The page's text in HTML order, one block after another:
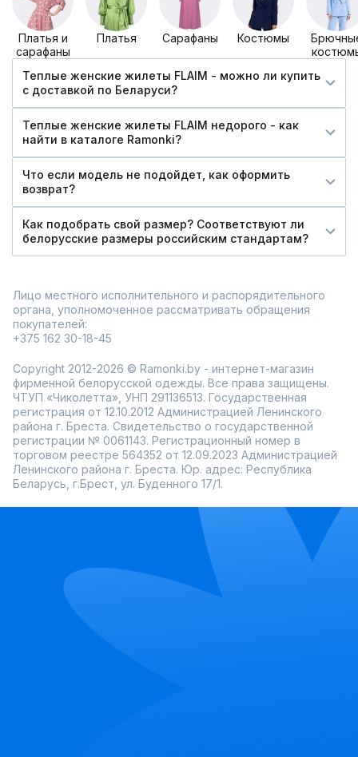
Платья и
сарафаны
Платья Сарафаны Костюмы
Теплые женские жилеты FLAIM - можно ли купить
c доставкой по Беларуси?
Теплые женские жилеты FLAIM недорого - как
найти в каталоге Ramonki?
Что если модель не подойдет, как оформить
возврат?
Как подобрать свой размер? Соответствуют ли
белорусские размеры российским стандартам?
Лицо местного исполнительного и распорядительного
органа, уполномоченное рассматривать обращения
покупателей:
+375 162 30-18-45
Copyright 2012-2026 © Ramonki.by - интернет-магазин
фирменной белорусской одежды. Все права защищены.
ЧТУП «Чиколетта», УНП 291136513. Государственная
регистрация от 12.10.2012 Администрацией Ленинского
района г. Бреста. Свидетельство о государственной
регистрации № 0061143. Регистрационный номер в
торговом реестре 564352 от 12.09.2023 Администрацией
Ленинского района г. Бреста. Юр. адрес: Республика
Беларусь, г.Брест, ул. Буденного 17/1.